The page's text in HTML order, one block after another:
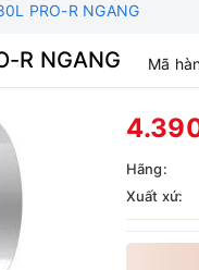
PRO-R NGANG
R NGANG Mã
Hãng:
Xuất xứ: